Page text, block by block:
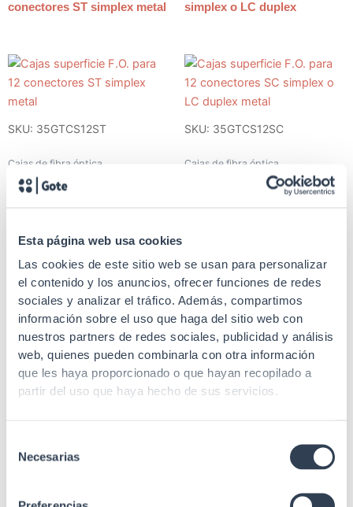
Esta página web usa cookies
Las cookies de este sitio web se usan para personalizar
el contenido y los anuncios, ofrecer funciones de redes
sociales y analizar el tráfico. Además, compartimos
información sobre el uso que haga del sitio web con
nuestros partners de redes sociales, publicidad y análisis
web, quienes pueden combinarla con otra información
que les haya proporcionado o que hayan recopilado a
partir del uso que haya hecho de sus servicios.
Necesarias
conectores ST simplex metal
simplex o LC duplex
SKU: 35GTCS12ST
Cajas de fibra óptica
Cajas superficie F.O. para 12
SKU: 35GTCS12SC
Cajas de fibra óptica
Cajas superficie F.O. para 12
SKU: 35GTCE8SC
Cajas de fibra óptica
Caja distribución F.O.
SKU: 35GTCE96SC
Cajas de fibra óptica
Caja distribución F.O.
estanca, hasta 96 empalmes
con corte de fibra